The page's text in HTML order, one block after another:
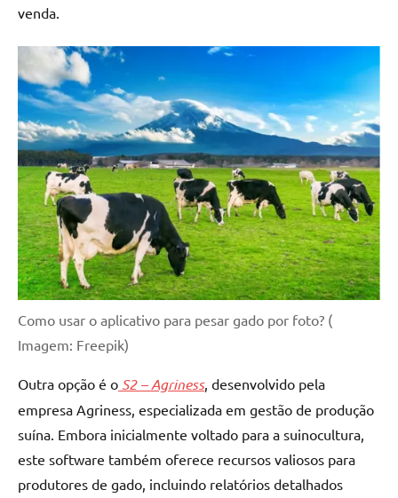
venda.
Como usar o aplicativo para pesar gado por foto? (
Imagem: Freepik)
Outra opção é o S2 – Agriness, desenvolvido pela
empresa Agriness, especializada em gestão de produção
suína. Embora inicialmente voltado para a suinocultura,
este software também oferece recursos valiosos para
produtores de gado, incluindo relatórios detalhados